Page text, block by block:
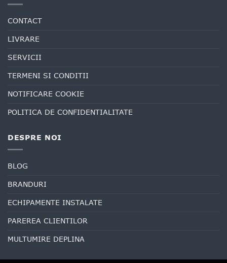
CONTACT
LIVRARE
SERVICII
TERMENI SI CONDITII
NOTIFICARE COOKIE
POLITICA DE CONFIDENTIALITATE
DESPRE NOI
BLOG
BRANDURI
ECHIPAMENTE INSTALATE
PAREREA CLIENTILOR
MULTUMIRE DEPLINA